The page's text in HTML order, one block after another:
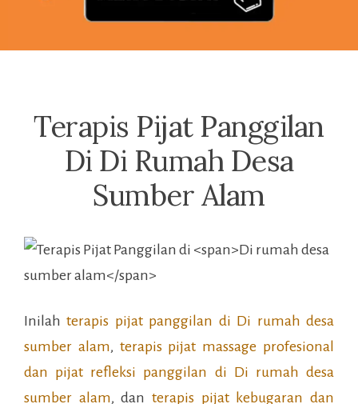
Terapis Pijat Panggilan
Di Di Rumah Desa
Sumber Alam
Inilahterapis pijat panggilan di Di rumah desa
sumber alam, terapis pijat massage profesional
dan pijat refleksi panggilan di Di rumah desa
sumber alam, danterapis pijat kebugaran dan